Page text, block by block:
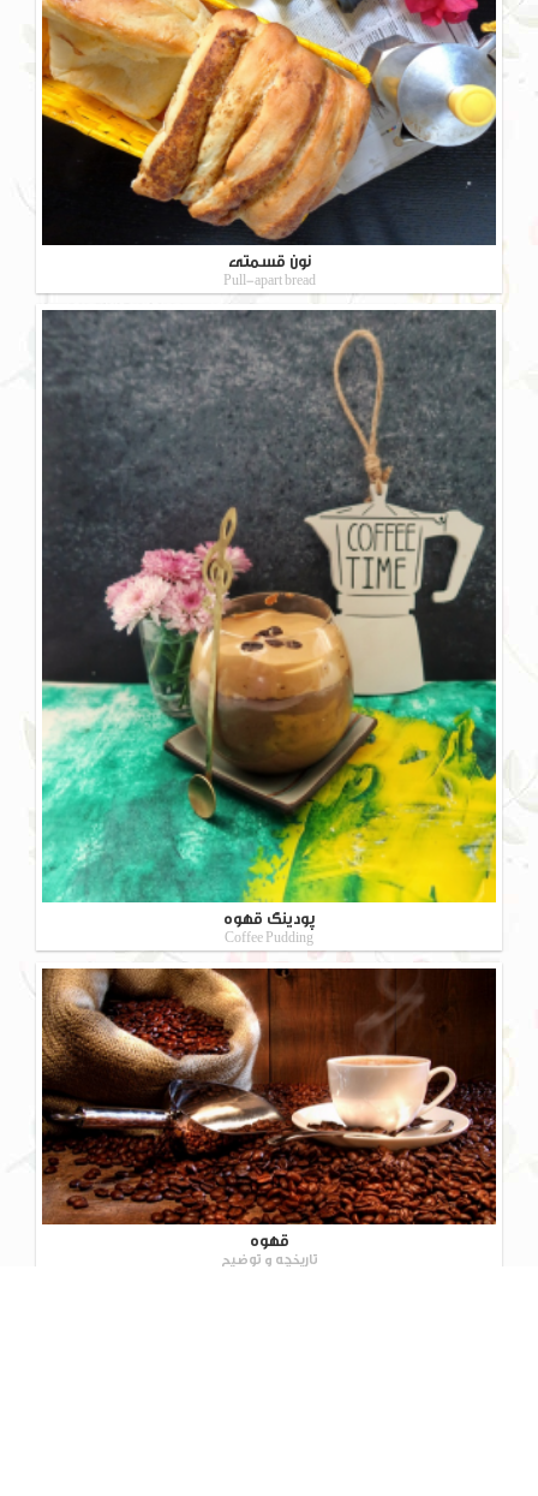
نون قسمتی
Pull-apart bread
پودینگ قهوه
Coffee Pudding
قهوه
تاریخچه و توضیح